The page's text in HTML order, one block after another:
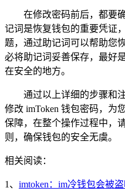
在修改密码前后，都要
记词是恢复钱包的重要凭证
题，通过助记词可以帮助您
必将助记词妥善保存，最好
在安全的地方。
通过以上详细的步骤和
修改 imToken 钱包密码，为
保障，在整个操作过程中，
则，确保钱包的安全无虞。
相关阅读：
1、 imtoken：im冷钱包会被